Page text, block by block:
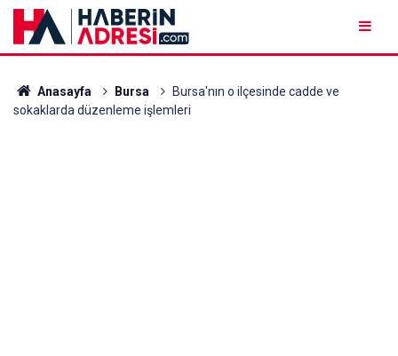
Anasayfa Bursa
Bursa'nın o ilçesinde cadde ve
sokaklarda düzenleme işlemleri